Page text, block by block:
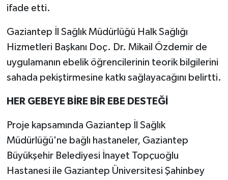
ifade etti.
Gaziantep İl Sağlık Müdürlüğü Halk Sağlığı
Hizmetleri Başkanı Doç. Dr. Mikail Özdemir de
uygulamanın ebelik öğrencilerinin teorik bilgilerini
sahada pekiştirmesine katkı sağlayacağını belirtti.
HER GEBEYE BİRE BİR EBE DESTEĞİ
Proje kapsamında Gaziantep İl Sağlık
Müdürlüğü'ne bağlı hastaneler, Gaziantep
Büyükşehir Belediyesi İnayet Topçuoğlu
Hastanesi ile Gaziantep Üniversitesi Şahinbey